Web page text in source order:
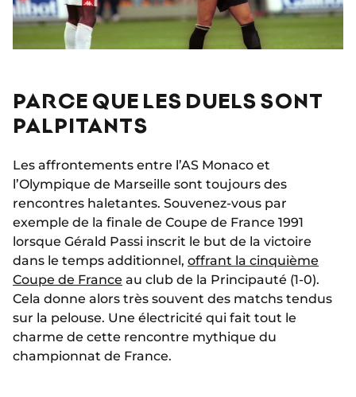
PARCE QUE LES DUELS SONT
PALPITANTS
Les affrontements entre l’AS Monaco et
l’Olympique de Marseille sont toujours des
rencontres haletantes. Souvenez-vous par
exemple de la finale de Coupe de France 1991
lorsque Gérald Passi inscrit le but de la victoire
dans le temps additionnel, offrant la cinquième
Coupe de France au club de la Principauté (1-0).
Cela donne alors très souvent des matchs tendus
sur la pelouse. Une électricité qui fait tout le
charme de cette rencontre mythique du
championnat de France.